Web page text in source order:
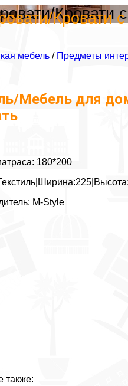
Кровати
Кровати
мебель / Предметы
Мебель для
180*200
M-Style
также: